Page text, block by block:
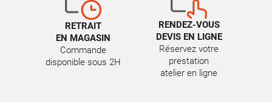
RETRAIT
EN MAGASIN
Commande
disponible sous 2H
RENDEZ-VOUS
DEVIS EN LIGNE
Réservez votre
prestation
atelier en ligne